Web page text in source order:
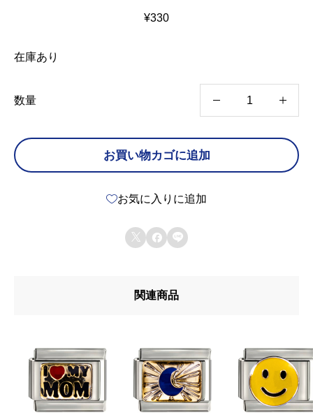
¥330
在庫あり
数量
A
M
お買い物カゴに追加
お気に入りに追加
  
関連商品